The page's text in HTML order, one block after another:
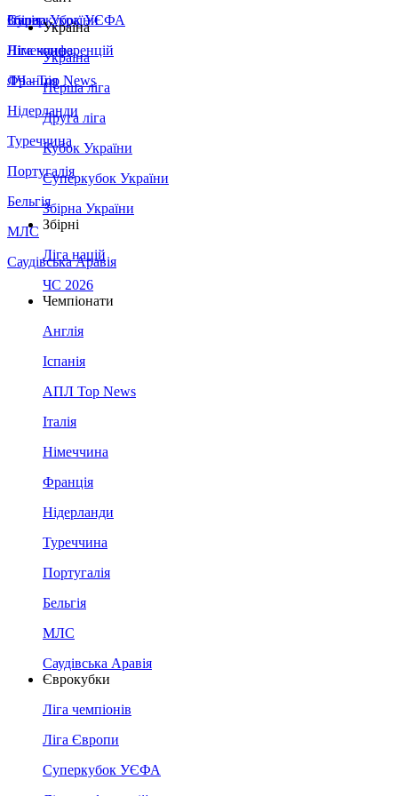
Збірна України
Італія
Німеччина
Франція
Нідерланди
Туреччина
Португалія
Бельгія
МЛС
Саудівська Аравія
Суперкубок УЄФА
Ліга конференцій
ЛЧ - Top News
Україна
Україна
Перша ліга
Друга ліга
Кубок України
Суперкубок України
Збірна України
Збірні
Ліга націй
ЧС 2026
Чемпіонати
Англія
Іспанія
АПЛ Top News
Італія
Німеччина
Франція
Нідерланди
Туреччина
Португалія
Бельгія
МЛС
Саудівська Аравія
Єврокубки
Ліга чемпіонів
Ліга Європи
Суперкубок УЄФА